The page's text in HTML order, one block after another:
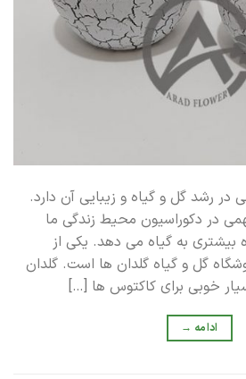
رشد گل و گیاه و زیبایی آن دارد.
در دکوراسیون محیط زندگی ما
بیشتری به گیاه می دهد. یکی از
گل و گیاه گلدان ها است. گلدان
خوبی برای کاکتوس ها […]
ادامه →